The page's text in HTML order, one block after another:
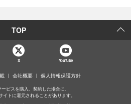
TOP
X YouTube
会社概要 個人情報保護方針
ビスを購入、契約した場合に、
イトに還元されることがあります。